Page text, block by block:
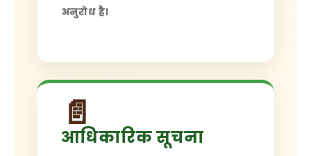
अनुरोध है।
📄
आधिकारिक सूचना